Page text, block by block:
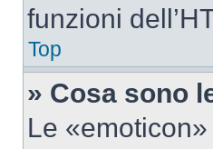
funzioni
Top
» Cosa sono
Le